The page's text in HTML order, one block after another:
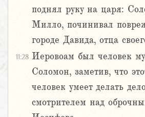
поднял руку на царя:
Милло, починивал
городе Давида, отца
11:28 Иеровоам был человек
Соломон, заметив, что
человек умеет делать
смотрителем над